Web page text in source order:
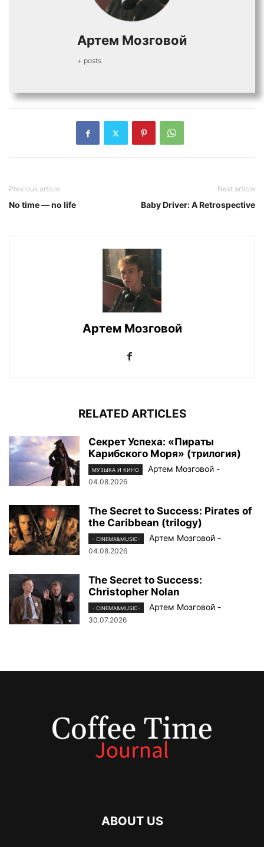
Артем Мозговой
+ posts
Previous article
No time — no life
Next article
Baby Driver: A Retrospective
Артем Мозговой
RELATED ARTICLES
Секрет Успеха: «Пираты
Карибского Моря» (трилогия)
МУЗЫКА И КИНО Артем Мозговой -
04.08.2026
The Secret to Success: Pirates of
the Caribbean (trilogy)
- CINEMA&MUSIC- Артем Мозговой -
04.08.2026
The Secret to Success:
Christopher Nolan
- CINEMA&MUSIC- Артем Мозговой -
30.07.2026
ABOUT US